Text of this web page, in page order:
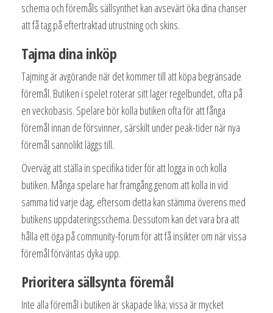
schema och föremåls sällsynthet kan avsevärt öka dina chanser
att få tag på eftertraktad utrustning och skins.
Tajma dina inköp
Tajming är avgörande när det kommer till att köpa begränsade
föremål. Butiken i spelet roterar sitt lager regelbundet, ofta på
en veckobasis. Spelare bör kolla butiken ofta för att fånga
föremål innan de försvinner, särskilt under peak-tider när nya
föremål sannolikt läggs till.
Överväg att ställa in specifika tider för att logga in och kolla
butiken. Många spelare har framgång genom att kolla in vid
samma tid varje dag, eftersom detta kan stämma överens med
butikens uppdateringsschema. Dessutom kan det vara bra att
hålla ett öga på community-forum för att få insikter om när vissa
föremål förväntas dyka upp.
Prioritera sällsynta föremål
Inte alla föremål i butiken är skapade lika; vissa är mycket